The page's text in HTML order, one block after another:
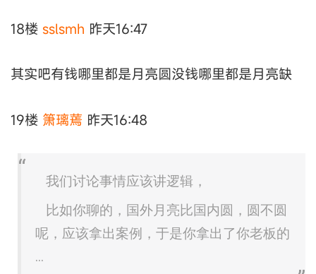
18楼 sslsmh 昨天16:47
其实吧有钱哪里都是月亮圆没钱哪里都是月亮缺
19楼 箫璃蔫 昨天16:48
我们讨论事情应该讲逻辑，
比如你聊的，国外月亮比国内圆，圆不圆
呢，应该拿出案例，于是你拿出了你老板的
...